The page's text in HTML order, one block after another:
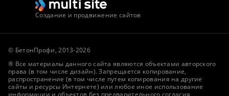
Создание и продвижение сайтов
© БетонПрофи, 2013-2026
® Все материалы данного сайта являются объектами авторского
права (в том числе дизайн). Запрещается копирование,
распространение (в том числе путем копирования на другие
сайты и ресурсы Интернете) или любое иное использование
информации и объектов без предварительного согласия